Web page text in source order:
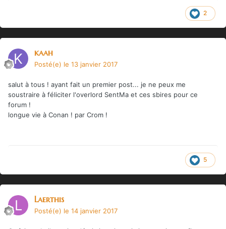
2
kaah
Posté(e) le 13 janvier 2017
salut à tous ! ayant fait un premier post... je ne peux me
soustraire à féliciter l'overlord SentMa et ces sbires pour ce
forum !
longue vie à Conan ! par Crom !
5
Laerthis
Posté(e) le 14 janvier 2017